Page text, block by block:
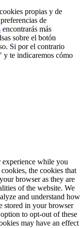
propias y de
de
encontrarás más
sobre el botón
Si por el contrario
y te indicaremos cómo
while you
the cookies that
browser as they are
of the website. We
and understand how
stored in your browser
to opt-out of these
may have an effect